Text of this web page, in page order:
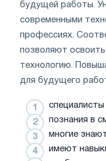
будущей работы.
современными
профессиях.
позволяют
технологию.
для будущего
познания в
многие
имеют